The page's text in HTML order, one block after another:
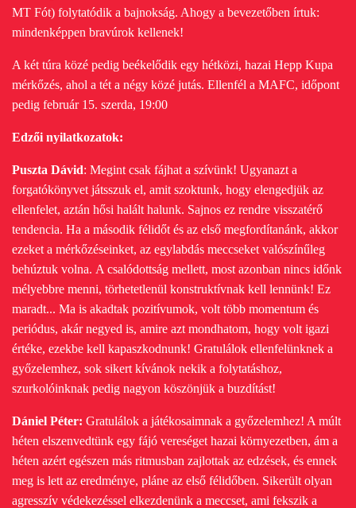
MT Fót) folytatódik a bajnokság. Ahogy a bevezetőben írtuk:
mindenképpen bravúrok kellenek!
A két túra közé pedig beékelődik egy hétközi, hazai Hepp Kupa
mérkőzés, ahol a tét a négy közé jutás. Ellenfél a MAFC, időpont
pedig február 15. szerda, 19:00
Edzői nyilatkozatok:
Puszta Dávid: Megint csak fájhat a szívünk! Ugyanazt a
forgatókönyvet játsszuk el, amit szoktunk, hogy elengedjük az
ellenfelet, aztán hősi halált halunk. Sajnos ez rendre visszatérő
tendencia. Ha a második félidőt és az első megfordítanánk, akkor
ezeket a mérkőzéseinket, az egylabdás meccseket valószínűleg
behúztuk volna. A csalódottság mellett, most azonban nincs időnk
mélyebbre menni, törhetetlenül konstruktívnak kell lennünk! Ez
maradt... Ma is akadtak pozitívumok, volt több momentum és
periódus, akár negyed is, amire azt mondhatom, hogy volt igazi
értéke, ezekbe kell kapaszkodnunk! Gratulálok ellenfelünknek a
győzelemhez, sok sikert kívánok nekik a folytatáshoz,
szurkolóinknak pedig nagyon köszönjük a buzdítást!
Dániel Péter: Gratulálok a játékosaimnak a győzelemhez! A múlt
héten elszenvedtünk egy fájó vereséget hazai környezetben, ám a
héten azért egészen más ritmusban zajlottak az edzések, és ennek
meg is lett az eredménye, pláne az első félidőben. Sikerült olyan
agresszív védekezéssel elkezdenünk a meccset, ami fekszik a